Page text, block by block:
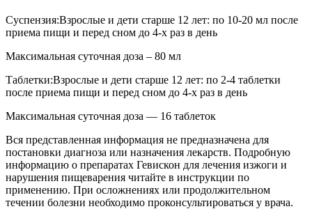
Суспензия:Взрослые и дети старше 12 лет: по 10-20 мл после
приема пищи и перед сном до 4-х раз в день
Максимальная суточная доза – 80 мл
Таблетки:Взрослые и дети старше 12 лет: по 2-4 таблетки
после приема пищи и перед сном до 4-х раз в день
Максимальная суточная доза — 16 таблеток
Вся представленная информация не предназначена для
постановки диагноза или назначения лекарств. Подробную
информацию о препаратах Гевискон для лечения изжоги и
нарушения пищеварения читайте в инструкции по
применению. При осложнениях или продолжительном
течении болезни необходимо проконсультироваться у врача.